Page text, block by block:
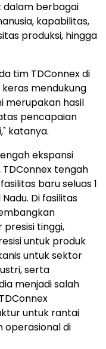
dalam berbagai
kapabilitas,
produksi, hingga
tim TDConnex di
mendukung
merupakan hasil
pencapaian
katanya.
ekspansi
TDConnex tengah
baru seluas 1
Di fasilitas
tinggi,
untuk produk
untuk sektor
serta
menjadi salah
untuk rantai
operasional di